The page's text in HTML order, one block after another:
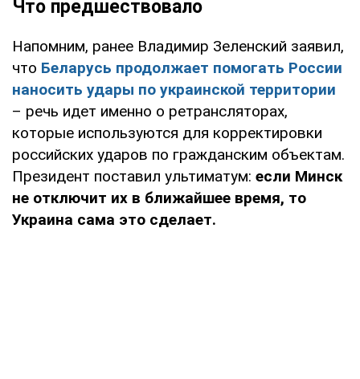
Что предшествовало
Напомним, ранее Владимир Зеленский заявил,
что Беларусь продолжает помогать России
наносить удары по украинской территории
– речь идет именно о ретрансляторах,
которые используются для корректировки
российских ударов по гражданским объектам.
Президент поставил ультиматум: если Минск
не отключит их в ближайшее время, то
Украина сама это сделает.